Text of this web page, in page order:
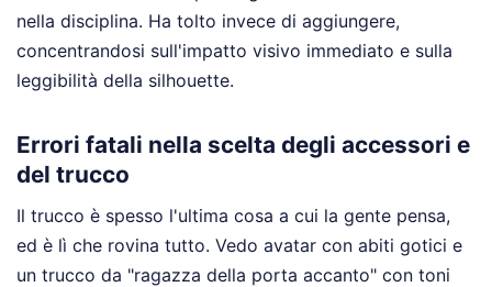
nella disciplina. Ha tolto invece di aggiungere,
concentrandosi sull'impatto visivo immediato e sulla
leggibilità della silhouette.
Errori fatali nella scelta degli accessori e
del trucco
Il trucco è spesso l'ultima cosa a cui la gente pensa,
ed è lì che rovina tutto. Vedo avatar con abiti gotici e
un trucco da "ragazza della porta accanto" con toni